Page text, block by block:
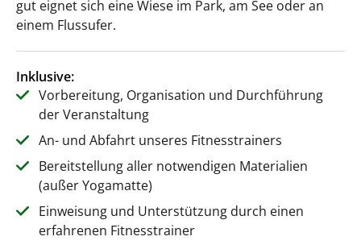
gut eignet sich eine Wiese im Park, am See oder an
einem Flussufer.
Inklusive:
Vorbereitung, Organisation und Durchführung
der Veranstaltung
An- und Abfahrt unseres Fitnesstrainers
Bereitstellung aller notwendigen Materialien
(außer Yogamatte)
Einweisung und Unterstützung durch einen
erfahrenen Fitnesstrainer